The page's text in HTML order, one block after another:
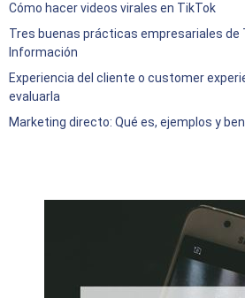
Cómo hacer videos virales en TikTok
Tres buenas prácticas empresariales de
Información
Experiencia del cliente o customer
evaluarla
Marketing directo: Qué es, ejemplos y